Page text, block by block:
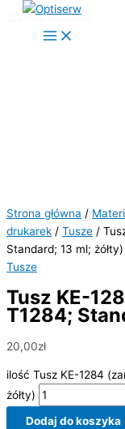
Przejdź do treści
Strona główna /
drukarek / Tusze /
Standard; 13 ml; żółty)
Tusze
Tusz KE-
T1284;
20,00zł
ilość Tusz KE-1284
żółty)
Dodaj do koszyka